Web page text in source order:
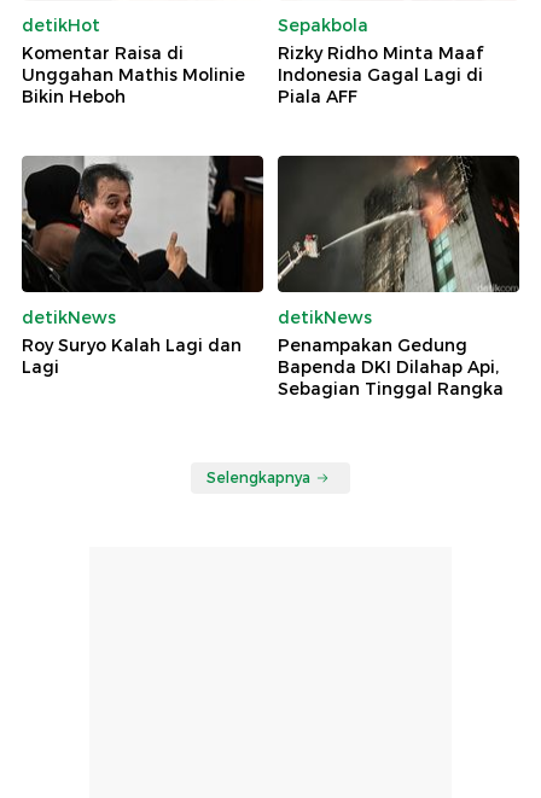
detikHot
Komentar Raisa di
Unggahan Mathis Molinie
Bikin Heboh
Sepakbola
Rizky Ridho Minta Maaf
Indonesia Gagal Lagi di
Piala AFF
detikNews
Roy Suryo Kalah Lagi dan
Lagi
detikNews
Penampakan Gedung
Bapenda DKI Dilahap Api,
Sebagian Tinggal Rangka
Selengkapnya